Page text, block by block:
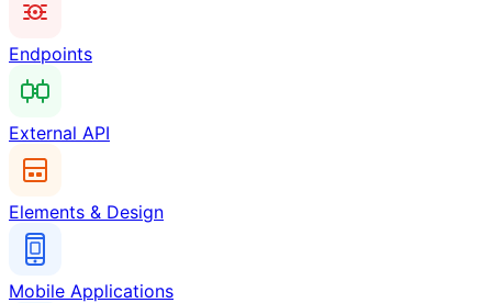
Endpoints
External API
Elements & Design
Mobile Applications